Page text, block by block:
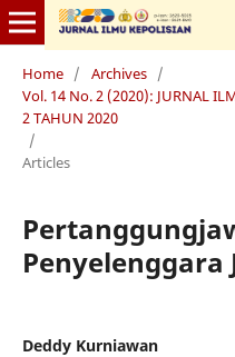
Home / Archives /
Vol. 14 No. 2 (2020): JURNAL
2 TAHUN 2020
/
Articles
Penyelenggara
Deddy Kurniawan